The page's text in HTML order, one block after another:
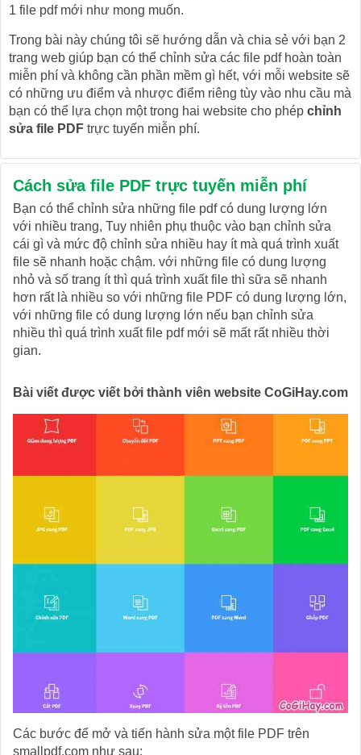
1 file pdf mới như mong muốn.
Trong bài này chúng tôi sẽ hướng dẫn và chia sẻ với bạn 2
trang web giúp bạn có thể chỉnh sửa các file pdf hoàn toàn
miễn phí và không cần phần mềm gì hết, với mỗi website sẽ
có những ưu điểm và nhược điểm riêng tùy vào nhu cầu mà
bạn có thể lựa chọn một trong hai website cho phép chỉnh
sửa file PDF trực tuyến miễn phí.
Cách sửa file PDF trực tuyến miễn phí
Bạn có thể chỉnh sửa những file pdf có dung lượng lớn
với nhiều trang, Tuy nhiên phụ thuộc vào bạn chỉnh sửa
cái gì và mức độ chỉnh sửa nhiều hay ít mà quá trình xuất
file sẽ nhanh hoặc chậm. với những file có dung lượng
nhỏ và số trang ít thì quá trình xuất file thì sữa sẽ nhanh
hơn rất là nhiều so với những file PDF có dung lượng lớn,
với những file có dung lượng lớn nếu bạn chỉnh sửa
nhiều thì quá trình xuất file pdf mới sẽ mất rất nhiều thời
gian.
Bài viết được viết bởi thành viên website CoGiHay.com
Các bước để mở và tiến hành sửa một file PDF trên
smallpdf.com như sau: